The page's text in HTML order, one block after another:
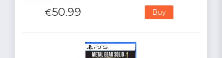
€50.99 Buy